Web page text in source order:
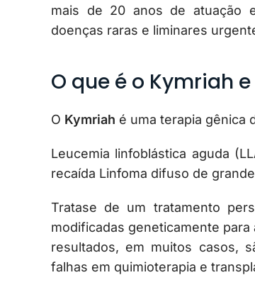
mais de 20 anos de atuação
doenças raras e liminares
O que é o Kymriah
O Kymriah é uma terapia gênica
Leucemia linfoblástica aguda
recaída Linfoma difuso de
Tratase de um tratamento
modificadas geneticamente
resultados, em muitos casos,
falhas em quimioterapia e